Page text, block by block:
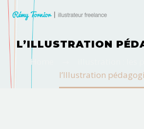
L’ILLUSTRATION
Home
l’Illustration